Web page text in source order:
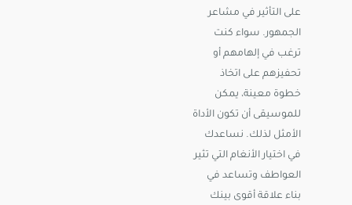
على التأثير في مشاعر
الجمهور. سواء كنت
ترغب في إلهامهم أو
تحفيزهم على اتخاذ
خطوة معينة، يمكن
للموسيقى أن تكون الأداة
الأمثل لذلك. نساعدك
في اختيار الأنغام التي تثير
العواطف وتساعد في
بناء علاقة أقوى بينك